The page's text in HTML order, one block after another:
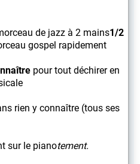
de jazz à 2 mains1/2
gospel rapidement
pour tout déchirer en
rien y connaître (tous ses
sur le pianotement.